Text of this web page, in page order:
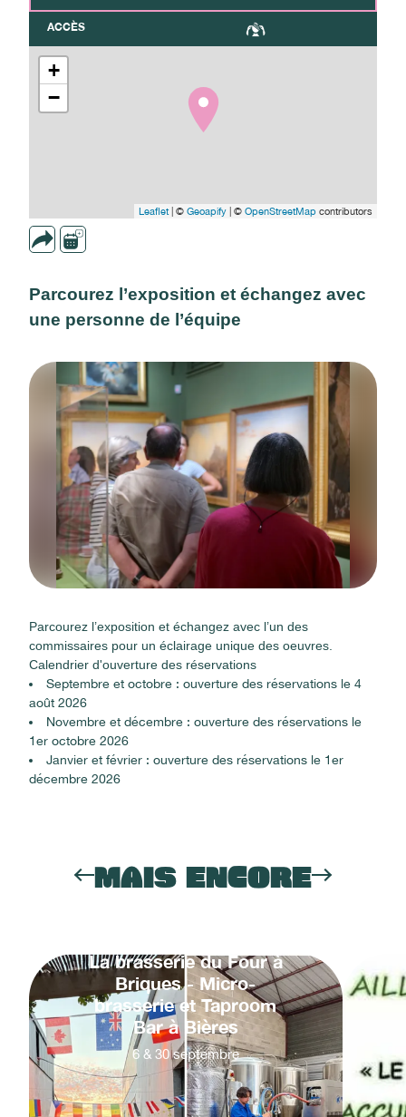
ACCÈS
+
−
Leaflet| © Geoapify | © OpenStreetMap contributors
Parcourez l’exposition et échangez avec
une personne de l’équipe
Parcourez l’exposition et échangez avec l’un des
commissaires pour un éclairage unique des oeuvres.
Calendrier d'ouverture des réservations
Septembre et octobre : ouverture des réservations le 4
août 2026
Novembre et décembre : ouverture des réservations le
1er octobre 2026
Janvier et février : ouverture des réservations le 1er
décembre 2026
MAIS ENCORE
La brasserie du Four à
Briques - Micro-
brasserie et Taproom
Bar à Bières
6 & 30 septembre